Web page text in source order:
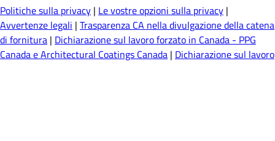
Politiche sulla privacy | Le vostre opzioni sulla privacy |
Avvertenze legali | Trasparenza CA nella divulgazione della catena
di fornitura | Dichiarazione sul lavoro forzato in Canada - PPG
Canada e Architectural Coatings Canada | Dichiarazione sul lavoro